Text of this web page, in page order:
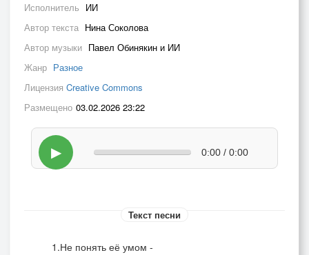
Исполнитель ИИ
Автор текста Нина Соколова
Автор музыки Павел Обинякин и ИИ
Жанр Разное
Лицензия Creative Commons
Размещено 03.02.2026 23:22
▶ 0:00 / 0:00
Текст песни
1.Не понять её умом -